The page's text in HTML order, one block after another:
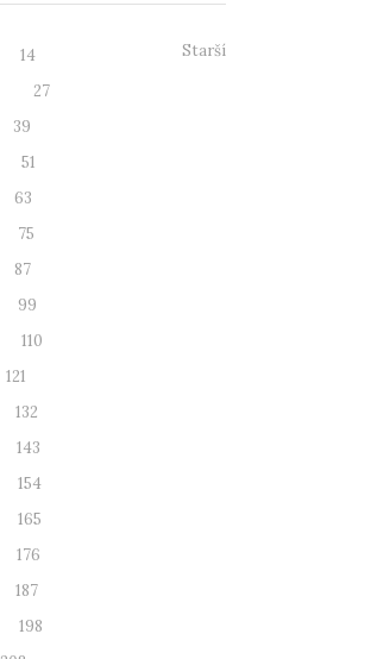
14
27
39
51
63
75
87
99
110
121
132
143
154
165
176
187
198
Starší